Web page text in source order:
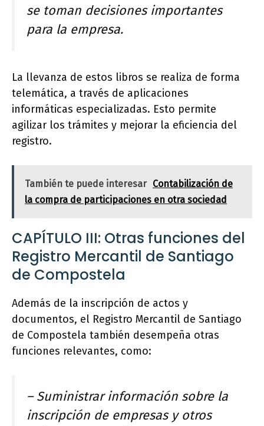
se toman decisiones importantes
para la empresa.
La llevanza de estos libros se realiza de forma
telemática, a través de aplicaciones
informáticas especializadas. Esto permite
agilizar los trámites y mejorar la eficiencia del
registro.
También te puede interesar Contabilización de
la compra de participaciones en otra sociedad
CAPÍTULO III: Otras funciones del
Registro Mercantil de Santiago
de Compostela
Además de la inscripción de actos y
documentos, el Registro Mercantil de Santiago
de Compostela también desempeña otras
funciones relevantes, como:
– Suministrar información sobre la
inscripción de empresas y otros